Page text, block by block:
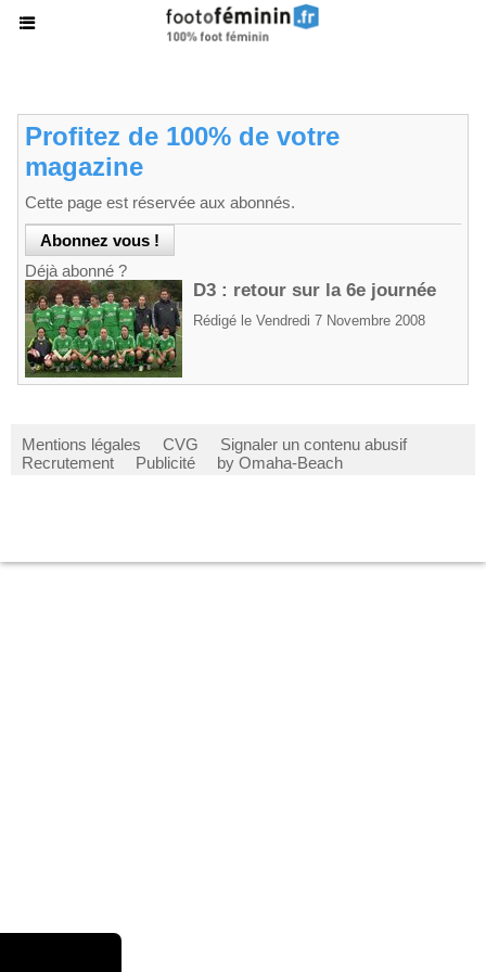
Profitez de 100% de votre
magazine
Cette page est réservée aux abonnés.
Déjà abonné ?
D3 : retour sur la 6e journée
Rédigé le Vendredi 7 Novembre 2008
Mentions légales CVG
Signaler un contenu abusif
Recrutement
Publicité by Omaha-Beach